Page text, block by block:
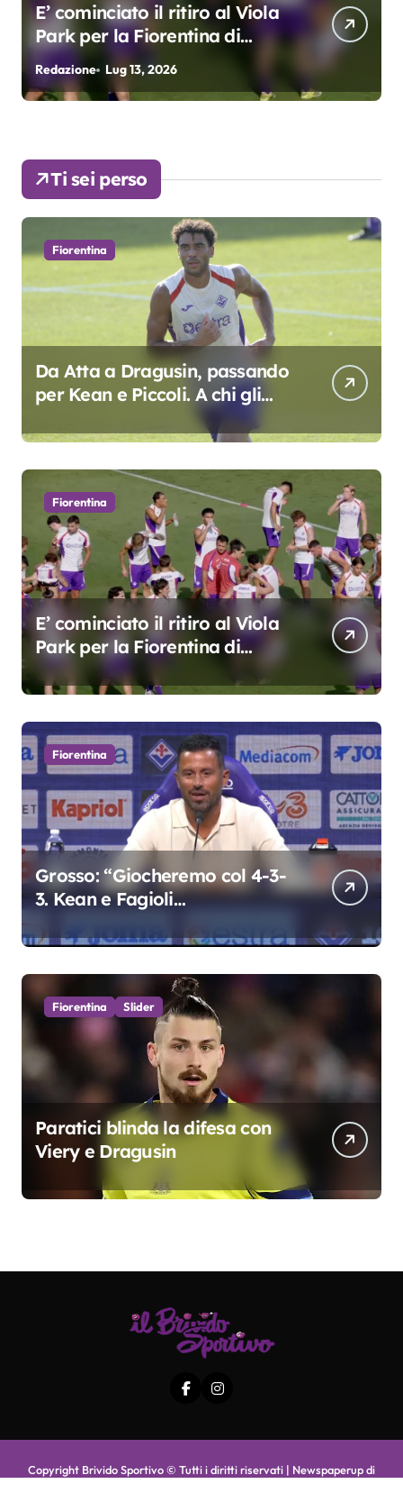
E’ cominciato il ritiro al Viola
Park per la Fiorentina di
Grosso
Redazione Lug 13, 2026
Ti sei perso
Fiorentina
Da Atta a Dragusin, passando
per Kean e Piccoli. A chi gli
oscar del precampionato?
Fiorentina
E’ cominciato il ritiro al Viola
Park per la Fiorentina di
Grosso
Fiorentina
Grosso: “Giocheremo col 4-3-
3. Kean e Fagioli
colpo”
Fiorentina Slider
Paratici blinda la difesa con
Viery e Dragusin
Copyright Brivido Sportivo © Tutti i diritti riservati | Newspaperupdi